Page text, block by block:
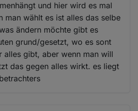
und hier wird es mal
man wählt es ist alles das selbe
ändern möchte gibt es
grund/gesetzt, wo es sont
alles gibt, aber wenn man will
das gegen alles wirkt. es liegt